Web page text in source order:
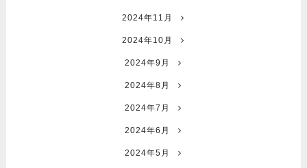
2024年11月
2024年10月
2024年9月
2024年8月
2024年7月
2024年6月
2024年5月